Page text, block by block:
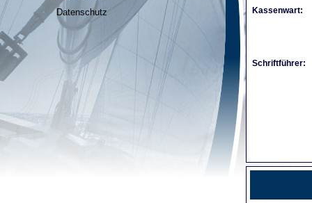
Datenschutz
Kassenwart:
Schriftführer: